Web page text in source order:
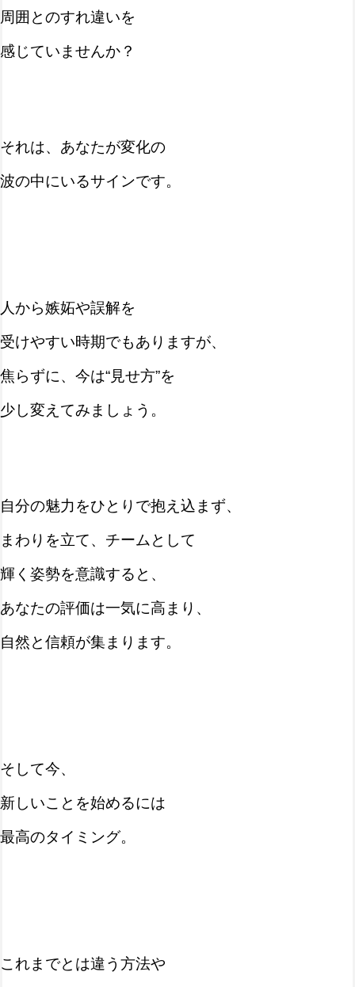
周囲とのすれ違いを
感じていませんか？
それは、あなたが変化の
波の中にいるサインです。
人から嫉妬や誤解を
受けやすい時期でもありますが、
焦らずに、今は“見せ方”を
少し変えてみましょう。
自分の魅力をひとりで抱え込まず、
まわりを立て、チームとして
輝く姿勢を意識すると、
あなたの評価は一気に高まり、
自然と信頼が集まります。
そして今、
新しいことを始めるには
最高のタイミング。
これまでとは違う方法や